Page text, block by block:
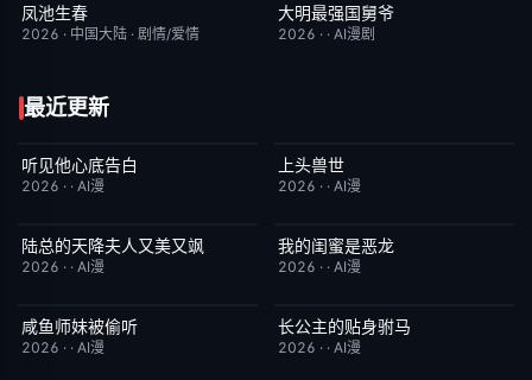
已完结
凤池生春
2026 · 中国大陆 · 剧情/爱情
完结
大明最强国舅爷
2026 · · AI漫剧
最近更新
完结
听见他心底告白
2026 · · AI漫
完结
上头兽世
2026 · · AI漫
完结
陆总的天降夫人又美又飒
2026 · · AI漫
完结
我的闺蜜是恶龙
2026 · · AI漫
完结
咸鱼师妹被偷听
2026 · · AI漫
完结
长公主的贴身驸马
2026 · · AI漫